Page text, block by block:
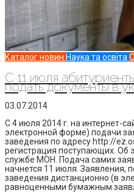
Каталог новин Наука та освіта
С 11 июля
подать документы в
03.07.2014
С 4 июля 2014 г. на интернет-
электронной форме) подачи
заведения по адресу http://
регистрация поступающих. Об
службе МОН. Подача самих
начнется 11 июля. Заявления,
заведения дистанционно (в
равноценными бумажным